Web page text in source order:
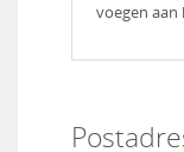
voegen